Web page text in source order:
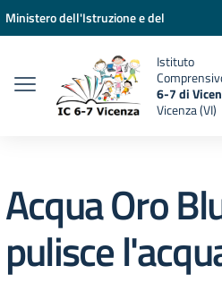
Vai ai contenuti
Vai al menu di navigazione
Vai al footer
Ministero dell'Istruzione e del
Istituto
6-7 di
Vicenza (VI)
Acqua Oro
pulisce